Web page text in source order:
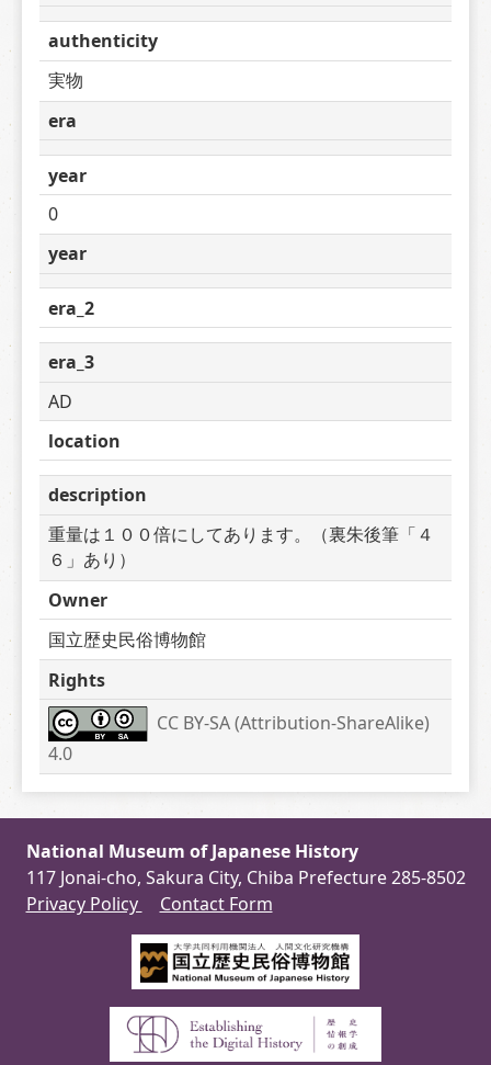
authenticity
実物
era
year
0
year
era_2
era_3
AD
location
description
重量は１００倍にしてあります。（裏朱後筆「４
６」あり）
Owner
国立歴史民俗博物館
Rights
CC BY-SA (Attribution-ShareAlike)
4.0
National Museum of Japanese History
117 Jonai-cho, Sakura City, Chiba Prefecture 285-8502
Privacy Policy
Contact Form